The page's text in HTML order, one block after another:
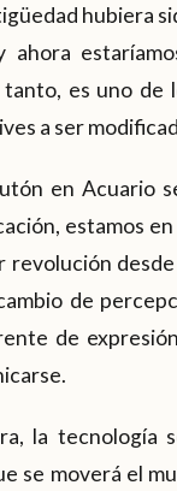
hubiera
ahora
es uno de
a ser
en Acuario
estamos
revolución
de
de
la tecnología
se moverá el